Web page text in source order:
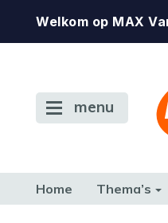
Welkom op MAX
menu
Home Thema’s